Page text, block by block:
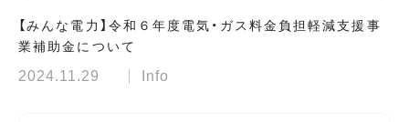
【みんな電力】令和６年度電気・ガス料金負担軽減支援事
業補助金について
2024.11.29 Info